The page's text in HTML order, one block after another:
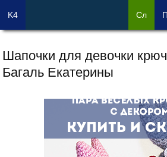
Шапочки для девочки
Багаль Екатерины
K4 Сл